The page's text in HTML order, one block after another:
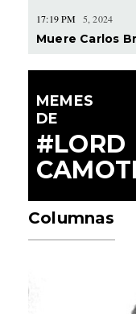
17:19 PM 5, 2024
Muere Carlos
MEMES
DE
#LORD
Columnas